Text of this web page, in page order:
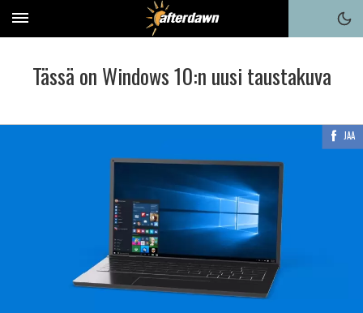
Tässä on Windows 10:n uusi taustakuva
JAA